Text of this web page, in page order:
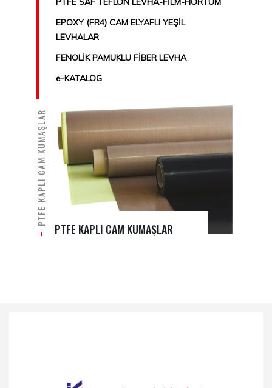
EPOXY (FR4) CAM ELYAFLI YEŞİL
LEVHALAR
FENOLİK PAMUKLU FİBER LEVHA
e-KATALOG
PTFE KAPLI CAM KUMAŞLAR
PTFE KAPLI CAM KUMAŞLAR